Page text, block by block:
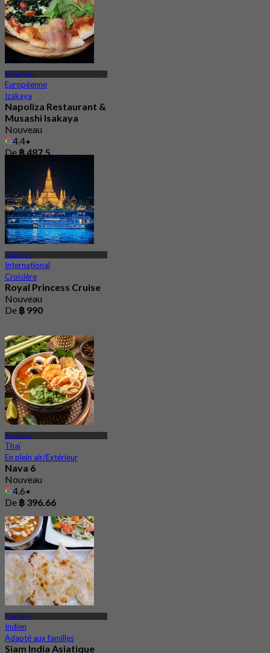
Bang Phlat
Européenne
Izakaya
Napoliza Restaurant &
Musashi Isakaya
Nouveau
4.4
De ฿ 487.5
Asiatique
International
Croisière
Royal Princess Cruise
Nouveau
De ฿ 990
Asiatique
Thaï
En plein air/Extérieur
Nava 6
Nouveau
4.6
De ฿ 396.66
Asiatique
Indien
Adapté aux familles
Siam India Asiatique